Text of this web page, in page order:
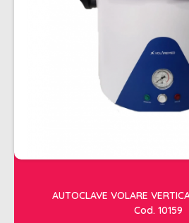
LAVATORIOS +
POLTRONAS +
AUTOCLAVE VOLARE
Cod. 10159